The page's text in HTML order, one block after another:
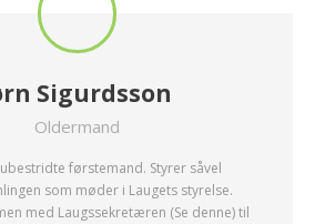
Sigurdsson
Oldermand
ubestridte førstemand. Styrer såvel
som møder i Laugets styrelse.
med Laugssekretæren (Se denne) til